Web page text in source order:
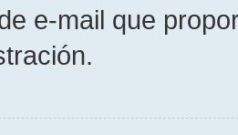
e-mail que